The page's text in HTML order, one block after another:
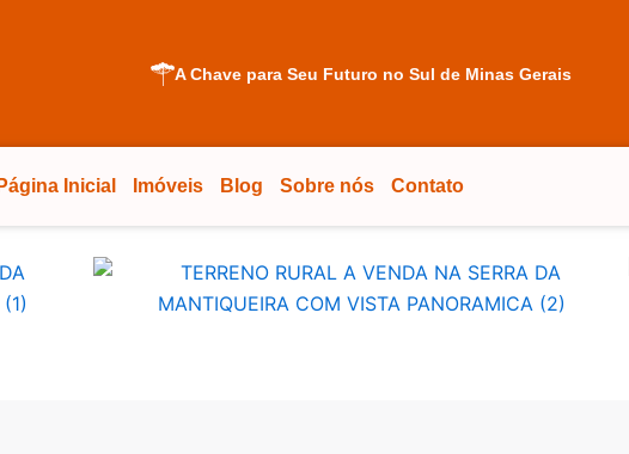
A Chave para Seu Futuro no Sul de Minas Gerais
Página Inicial Imóveis Blog Sobre nós Contato